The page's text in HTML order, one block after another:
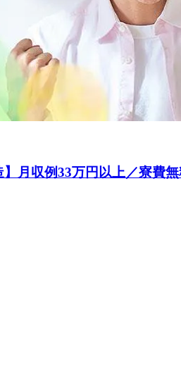
月収例33万円以上／寮費